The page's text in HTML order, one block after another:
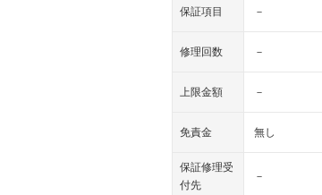
保証項目 －
修理回数 －
上限金額 －
免責金 無し
保証修理受
付先
－